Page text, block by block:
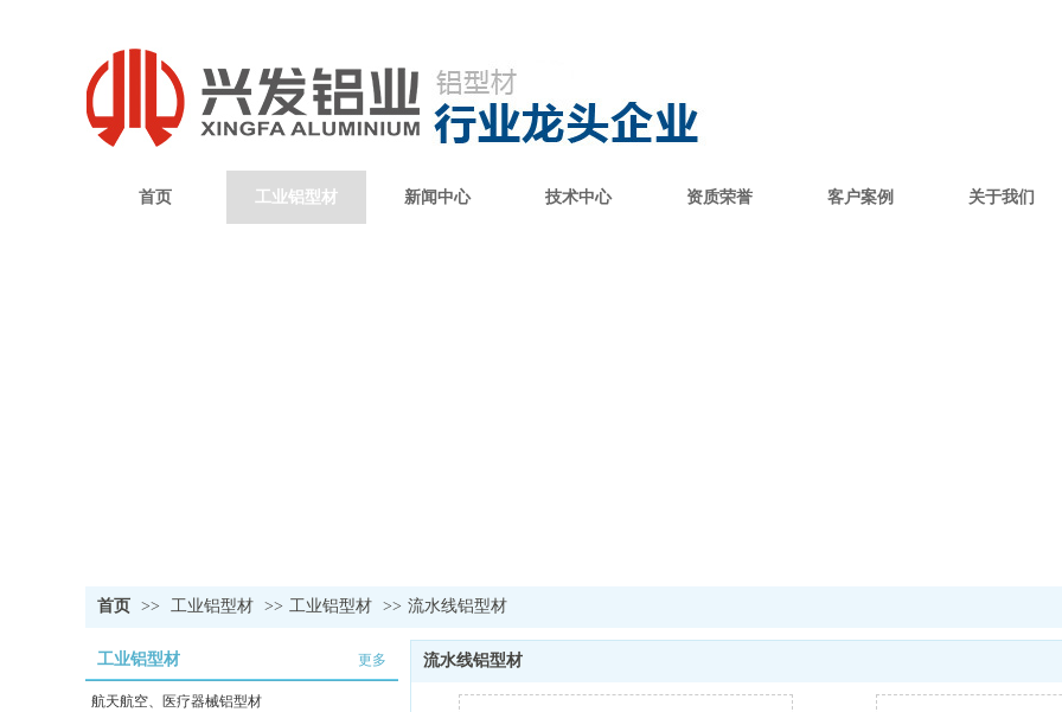
首页 工业铝型材 新闻中心 技术中心 资质荣誉 客户案例 关于我们
首页 >> 工业铝型材 >> 工业铝型材 >> 流水线铝型材
工业铝型材 更多
航天航空、医疗器械铝型材
流水线铝型材